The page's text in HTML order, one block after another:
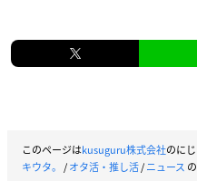
このページはkusuguru株式会社のに
キウタ。 /オタ活・推し活/ニュース